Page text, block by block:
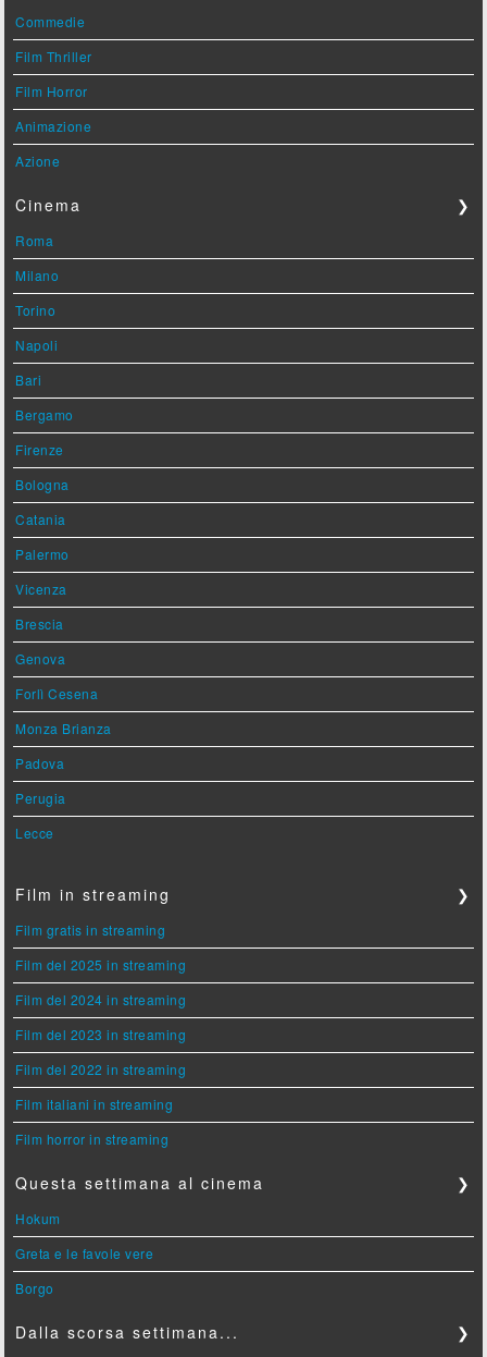
Commedie
Film Thriller
Film Horror
Animazione
Azione
Cinema ❯
Roma
Milano
Torino
Napoli
Bari
Bergamo
Firenze
Bologna
Catania
Palermo
Vicenza
Brescia
Genova
Forlì Cesena
Monza Brianza
Padova
Perugia
Lecce
Film in streaming ❯
Film gratis in streaming
Film del 2025 in streaming
Film del 2024 in streaming
Film del 2023 in streaming
Film del 2022 in streaming
Film italiani in streaming
Film horror in streaming
Questa settimana al cinema ❯
Hokum
Greta e le favole vere
Borgo
Dalla scorsa settimana... ❯